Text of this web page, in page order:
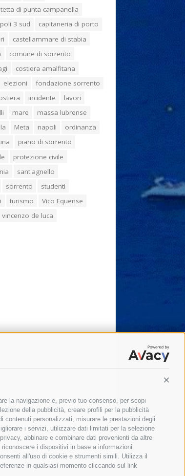
la navigazione e, previo tuo consenso, per scopi
della pubblicità, creare profili per la pubblicità
contenuti personalizzati, misurare le prestazioni degli
i servizi, utilizzare dati limitati per la selezione
abbinare e combinare dati provenienti da altre
i dispositivi in base a informazioni
all'uso di cookie e strumenti simili. Utilizza il
in qualsiasi momento cliccando sul link
di punta campanella
3 sud
capitaneria di porto
castellammare di stabia
comune di sorrento
costiera amalfitana
elezioni
fondazione sorrento
incidente
lavori
mare
massa lubrense
Meta napoli
ordinanza
piano di sorrento
protezione civile
sant'agnello
sorrento
studenti
turismo
Vico Equense
vincenzo de luca